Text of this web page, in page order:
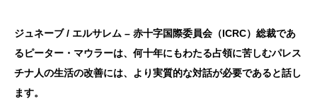
ジュネーブ / エルサレム – 赤十字国際委員会（ICRC）総裁であ
るピーター・マウラーは、何十年にもわたる占領に苦しむパレス
チナ人の生活の改善には、より実質的な対話が必要であると話し
ます。